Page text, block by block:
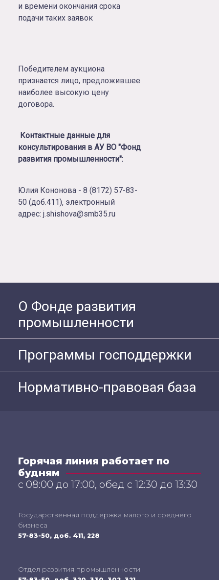
и времени окончания срока
подачи таких заявок
Победителем аукциона
признается лицо, предложившее
наиболее высокую цену
договора.
Контактные данные для
консультирования в АУ ВО "Фонд
развития промышленности":
Юлия Кононова - 8 (8172) 57-83-
50 (доб.411), электронный
адрес: j.shishova@smb35.ru
О Фонде развития
промышленности
Программы господдержки
Нормативно-правовая база
Горячая линия работает по
будням
с 08:00 до 17:00, обед с 12:30 до 13:30
Государственная поддержка малого и среднего
бизнеса
57-83-50, доб. 411, 228
Отдел развития промышленности